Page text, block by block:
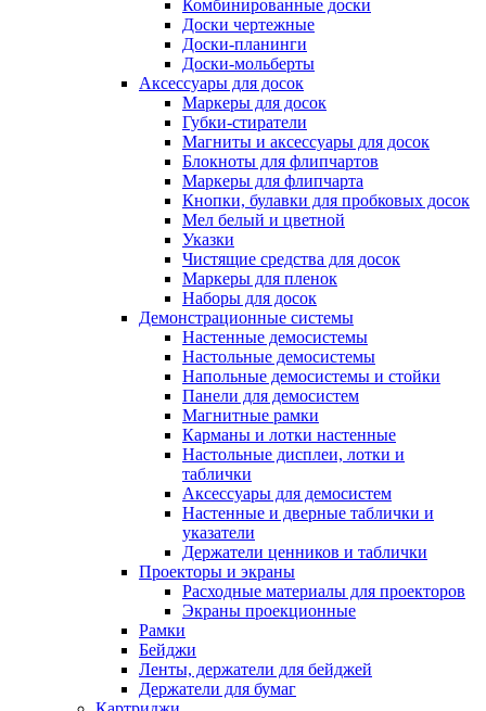
Комбинированные доски
Доски чертежные
Доски-планинги
Доски-мольберты
Аксессуары для досок
Маркеры для досок
Губки-стиратели
Магниты и аксессуары для досок
Блокноты для флипчартов
Маркеры для флипчарта
Кнопки, булавки для пробковых досок
Мел белый и цветной
Указки
Чистящие средства для досок
Маркеры для пленок
Наборы для досок
Демонстрационные системы
Настенные демосистемы
Настольные демосистемы
Напольные демосистемы и стойки
Панели для демосистем
Магнитные рамки
Карманы и лотки настенные
Настольные дисплеи, лотки и
таблички
Аксессуары для демосистем
Настенные и дверные таблички и
указатели
Держатели ценников и таблички
Проекторы и экраны
Расходные материалы для проекторов
Экраны проекционные
Рамки
Бейджи
Ленты, держатели для бейджей
Держатели для бумаг